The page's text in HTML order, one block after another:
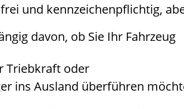
und kennzeichenpflichtig,
davon, ob Sie Ihr Fahrzeug
Triebkraft oder
ins Ausland überführen